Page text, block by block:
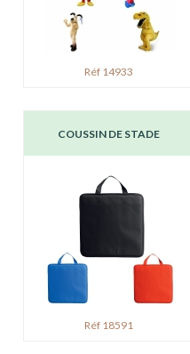
Réf 14933
COUSSIN DE STADE
Réf 18591